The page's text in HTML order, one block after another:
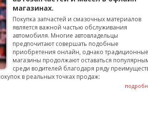
магазинах.
Покупка запчастей и смазочных материалов
является важной частью обслуживания
автомобиля. Многие автовладельцы
предпочитают совершать подобные
приобретения онлайн, однако традиционные
магазины продолжают оставаться
среди водителей благодаря ряду
в реальных точках продаж: